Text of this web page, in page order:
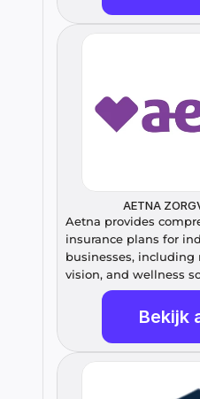
AETNA
Aetna provides
insurance plans for
businesses, including
vision, and wellness
Bekijk